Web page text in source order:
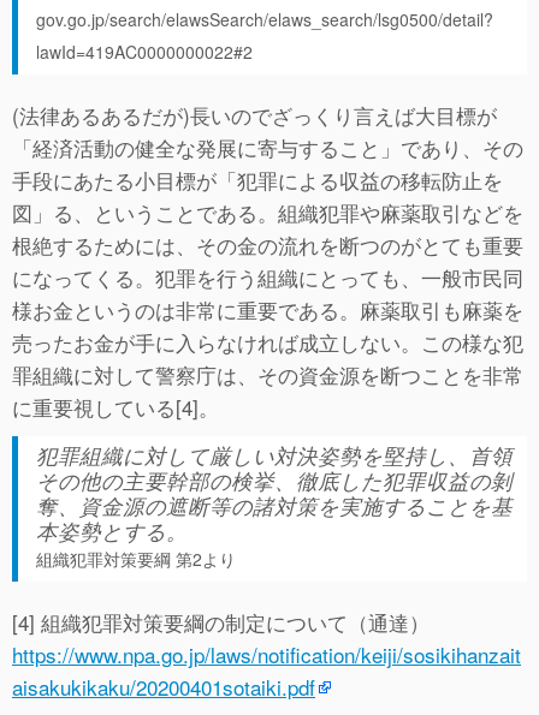
gov.go.jp/search/elawsSearch/elaws_search/lsg0500/detail?
lawId=419AC0000000022#2
(法律あるあるだが)長いのでざっくり言えば大目標が
「経済活動の健全な発展に寄与すること」であり、その
手段にあたる小目標が「犯罪による収益の移転防止を
図」る、ということである。組織犯罪や麻薬取引などを
根絶するためには、その金の流れを断つのがとても重要
になってくる。犯罪を行う組織にとっても、一般市民同
様お金というのは非常に重要である。麻薬取引も麻薬を
売ったお金が手に入らなければ成立しない。この様な犯
罪組織に対して警察庁は、その資金源を断つことを非常
に重要視している[4]。
犯罪組織に対して厳しい対決姿勢を堅持し、首領
その他の主要幹部の検挙、徹底した犯罪収益の剝
奪、資金源の遮断等の諸対策を実施することを基
本姿勢とする。
組織犯罪対策要綱 第2より
[4] 組織犯罪対策要綱の制定について（通達）
https://www.npa.go.jp/laws/notification/keiji/sosikihanzait
aisakukikaku/20200401sotaiki.pdf